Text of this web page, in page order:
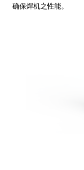
确保焊机之性能。